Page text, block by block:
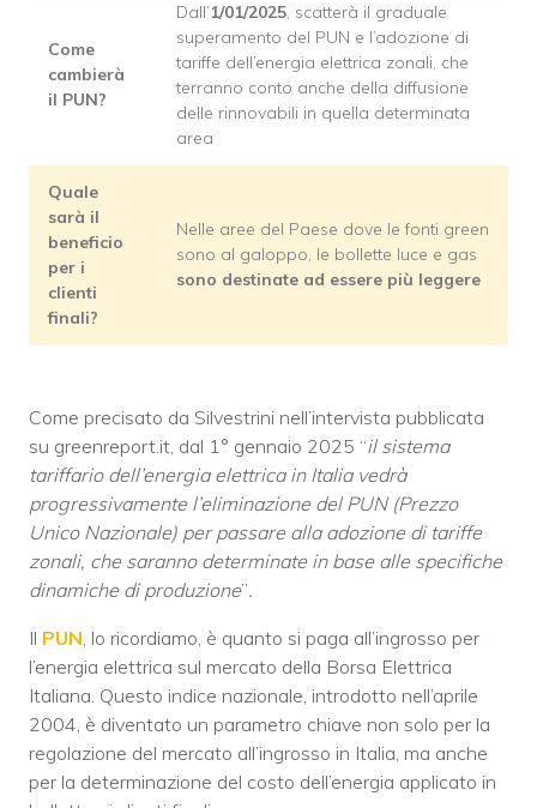
Come
cambierà
il PUN?
Dall’1/01/2025, scatterà il graduale
superamento del PUN e l’adozione di
tariffe dell’energia elettrica zonali, che
terranno conto anche della diffusione
delle rinnovabili in quella determinata
area
Quale
sarà il
beneficio
per i
clienti
finali?
Nelle aree del Paese dove le fonti green
sono al galoppo, le bollette luce e gas
sono destinate ad essere più leggere
Come precisato da Silvestrini nell’intervista pubblicata
su greenreport.it, dal 1° gennaio 2025 “il sistema
tariffario dell’energia elettrica in Italia vedrà
progressivamente l’eliminazione del PUN (Prezzo
Unico Nazionale) per passare alla adozione di tariffe
zonali, che saranno determinate in base alle specifiche
dinamiche di produzione”.
Il PUN, lo ricordiamo, è quanto si paga all’ingrosso per
l’energia elettrica sul mercato della Borsa Elettrica
Italiana. Questo indice nazionale, introdotto nell’aprile
2004, è diventato un parametro chiave non solo per la
regolazione del mercato all’ingrosso in Italia, ma anche
per la determinazione del costo dell’energia applicato in